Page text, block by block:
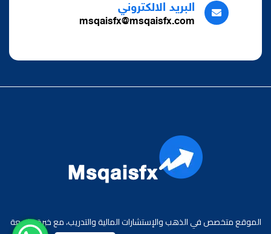
البريد الالكتروني
msqaisfx@msqaisfx.com
الموقع متخصص في الذهب والإستشارات المالية والتدريب، مع خبرة واسعة